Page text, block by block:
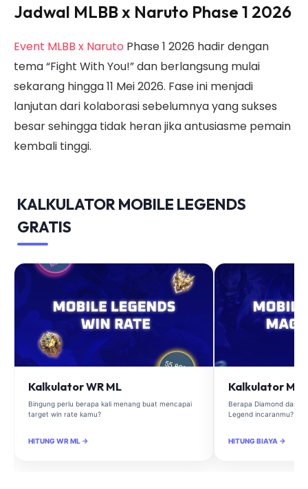
Jadwal MLBB x Naruto Phase 1 2026
Event MLBB x Naruto Phase 1 2026 hadir dengan
tema “Fight With You!” dan berlangsung mulai
sekarang hingga 11 Mei 2026. Fase ini menjadi
lanjutan dari kolaborasi sebelumnya yang sukses
besar sehingga tidak heran jika antusiasme pemain
kembali tinggi.
KALKULATOR MOBILE LEGENDS
GRATIS
Kalkulator WR ML
Bingung perlu berapa kali menang buat mencapai
target win rate kamu?
HITUNG WR ML →
Kalkulator
Berapa Diamond dan
Legend incaranmu?
HITUNG BIAYA →